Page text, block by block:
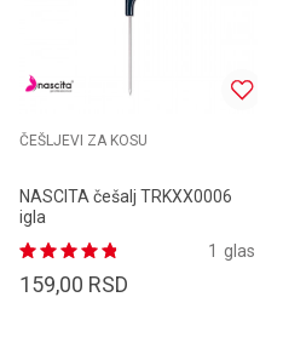
ČEŠLJEVI ZA KOSU
NASCITA češalj TRKXX0006
igla
glas
1
159,00 RSD